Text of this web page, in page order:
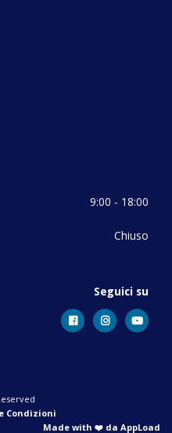
9:00 - 18:00
Chiuso
Seguici su
Condizioni
Made with ❤️ da AppLoad